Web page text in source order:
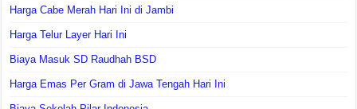
Harga Cabe Merah Hari Ini di Jambi
Harga Telur Layer Hari Ini
Biaya Masuk SD Raudhah BSD
Harga Emas Per Gram di Jawa Tengah Hari Ini